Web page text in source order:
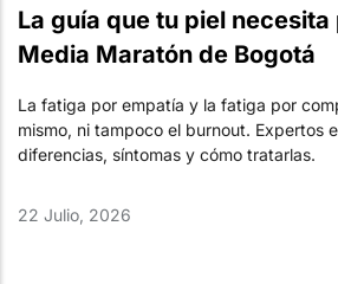
La guía que tu piel
Media Maratón de Bogotá
La fatiga por empatía y la fatiga por
mismo, ni tampoco el burnout. Expertos
diferencias, síntomas y cómo tratarlas.
22 Julio, 2026